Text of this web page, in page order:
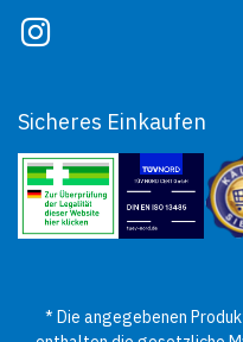
Sicheres Einkaufen
* Die angegebenen